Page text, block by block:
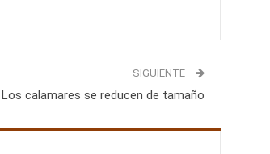
SIGUIENTE
Los calamares se reducen de tamaño